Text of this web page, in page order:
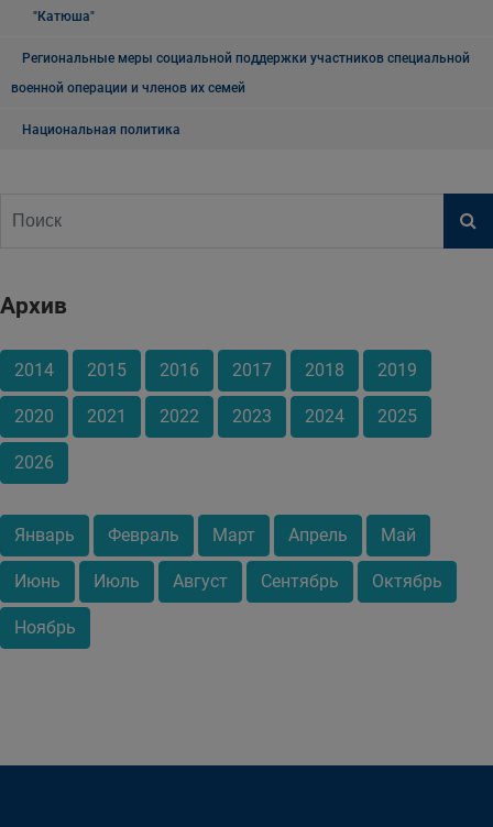
"Катюша"
Региональные меры социальной поддержки участников специальной
военной операции и членов их семей
Национальная политика
Архив
2014 2015 2016 2017 2018 2019
2020 2021 2022 2023 2024 2025
2026
Январь Февраль Март Апрель Май
Июнь Июль Август Сентябрь Октябрь
Ноябрь